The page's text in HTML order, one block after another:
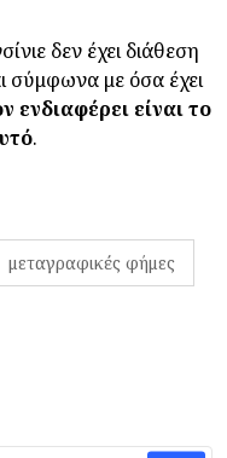
δεν έχει διάθεση
σύμφωνα με όσα έχει
ενδιαφέρει είναι το
.
μεταγραφικές φήμες